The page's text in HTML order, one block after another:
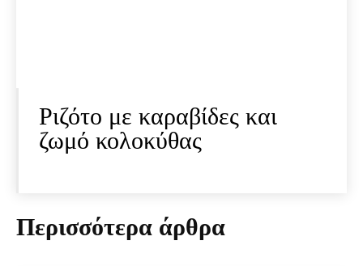
Ριζότο με καραβίδες και
ζωμό κολοκύθας
Περισσότερα άρθρα